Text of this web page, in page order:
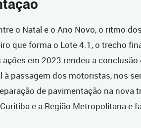
o Natal e o Ano Novo, o ritmo
que forma o Lote 4.1, o trecho
em 2023 rendeu a conclusão
à passagem dos motoristas, nos
de pavimentação na nova
e a Região Metropolitana e